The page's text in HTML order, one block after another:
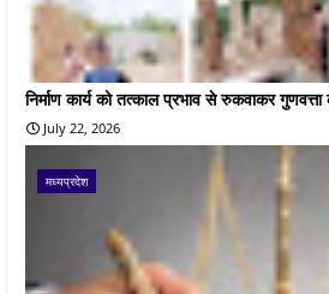
निर्माण कार्य को तत्काल प्रभाव से रुकवाकर
July 22, 2026
मध्यप्रदेश